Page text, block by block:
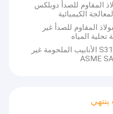
المقاوم للصدأ دوبلكس
أنابيب الفولاذ المقاوم للصدأ غير
دوبلكس الصلب S31803 S32205 الأنابيب الملحومة غير
ينتهي